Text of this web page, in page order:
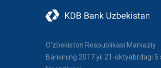
O'zbekiston Respublikasi Markaziy
Bankining 2017 yil 21-oktyabrdagi 5